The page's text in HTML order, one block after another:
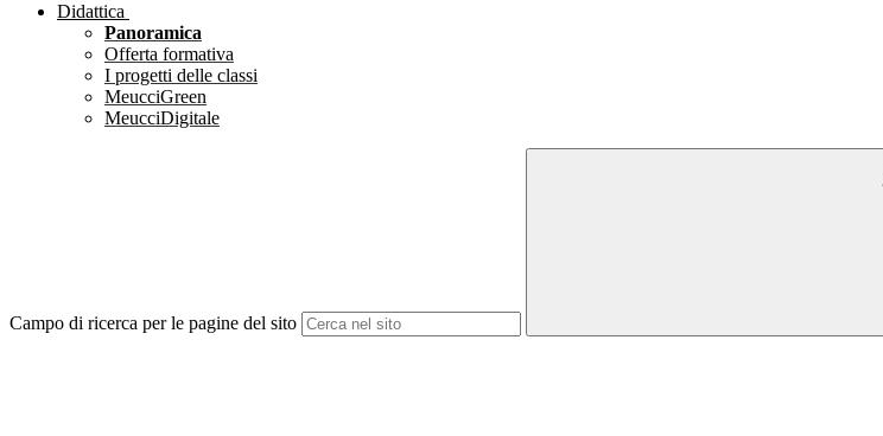
Didattica
Panoramica
Offerta formativa
I progetti delle classi
MeucciGreen
MeucciDigitale
Campo di ricerca per le pagine del sito